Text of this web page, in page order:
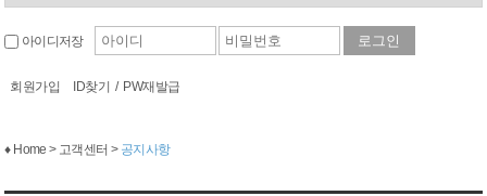
아이디저장
회원가입 ID찾기 / PW재발급
♦ Home > 고객센터 > 공지사항